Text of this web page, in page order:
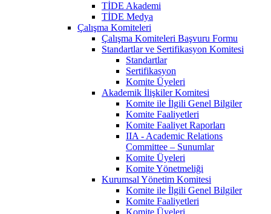
TİDE Akademi
TİDE Medya
Çalışma Komiteleri
Çalışma Komiteleri Başvuru Formu
Standartlar ve Sertifikasyon Komitesi
Standartlar
Sertifikasyon
Komite Üyeleri
Akademik İlişkiler Komitesi
Komite ile İlgili Genel Bilgiler
Komite Faaliyetleri
Komite Faaliyet Raporları
IIA - Academic Relations
Committee – Sunumlar
Komite Üyeleri
Komite Yönetmeliği
Kurumsal Yönetim Komitesi
Komite ile İlgili Genel Bilgiler
Komite Faaliyetleri
Komite Üyeleri